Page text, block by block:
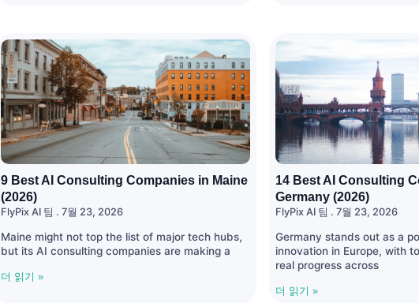
9 Best AI Consulting Companies in Maine
(2026)
FlyPix AI 팀 7월 23, 2026
Maine might not top the list of major tech hubs,
but its AI consulting companies are making a
더 읽기 »
14 Best AI Consulting
Germany (2026)
FlyPix AI 팀 7월 23, 2026
Germany stands out as a
innovation in Europe, with
real progress across
더 읽기 »